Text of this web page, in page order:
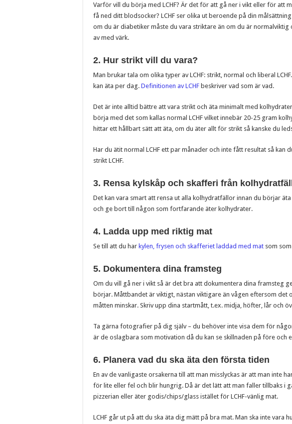
Varför vill du börja med LCHF? Är det för att gå ner i vikt eller för att
få ned ditt blodsocker? LCHF ser olika ut beroende på din
om du är diabetiker måste du vara striktare än om du är normalviktig
av med värk.
2. Hur strikt vill du vara?
Man brukar tala om olika typer av LCHF: strikt, normal och liberal
kan äta per dag. Definitionen av LCHF beskriver vad som är vad.
Det är inte alltid bättre att vara strikt och äta minimalt med
börja med det som kallas normal LCHF vilket innebär 20-25 gram
hittar ett hållbart sätt att äta, om du äter allt för strikt så kanske du
Har du ätit normal LCHF ett par månader och inte fått resultat så kan
strikt LCHF.
3. Rensa kylskåp och skafferi från
Det kan vara smart att rensa ut alla kolhydratfällor innan du börjar äta
och ge bort till någon som fortfarande äter kolhydrater.
4. Ladda upp med riktig mat
Se till att du har kylen, frysen och skafferiet laddad med mat som
5. Dokumentera dina framsteg
Om du vill gå ner i vikt så är det bra att dokumentera dina framsteg
börjar. Måttbandet är viktigt, nästan viktigare än vågen eftersom det
måtten minskar. Skriv upp dina startmått, t.ex. midja, höfter, lår och
Ta gärna fotografier på dig själv – du behöver inte visa dem för
är de oslagbara som motivation då du kan se skillnaden på före och
6. Planera vad du ska äta den första tiden
En av de vanligaste orsakerna till att man misslyckas är att man inte
för lite eller fel och blir hungrig. Då är det lätt att man faller tillbaks i
pizzerian eller äter godis/chips/glass istället för LCHF-vänlig mat.
LCHF går ut på att du ska äta dig mätt på bra mat. Man ska inte vara